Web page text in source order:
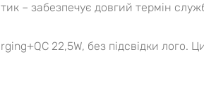
– забезпечує довгий термін
22,5W, без підсвідки лого.